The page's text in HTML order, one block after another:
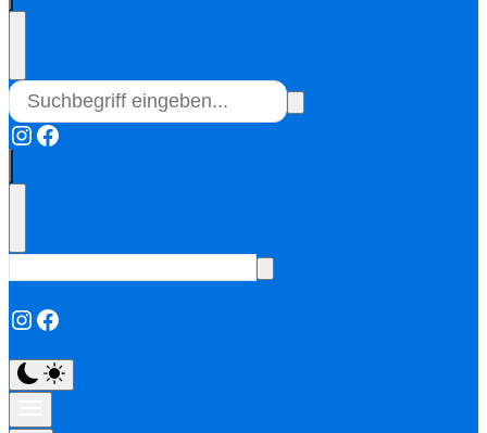
Instagram
Facebook
Instagram
Facebook